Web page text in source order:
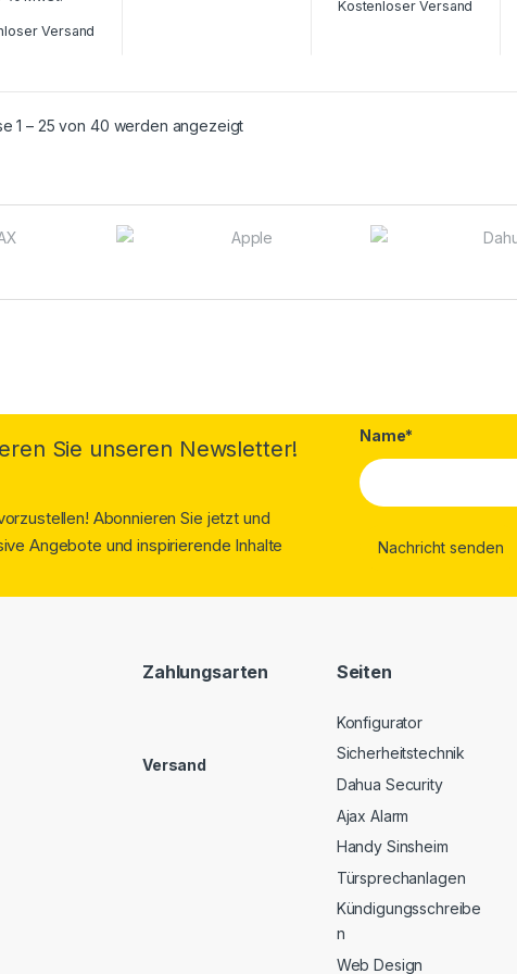
Versand
Kostenloser Versand
1 – 25 von 40 werden angezeigt
Sie unseren Newsletter!
Abonnieren Sie jetzt und
Angebote und inspirierende Inhalte
Name*
Zahlungsarten
Versand
Seiten
Konfigurator
Sicherheitstechnik
Dahua Security
Ajax Alarm
Handy Sinsheim
Türsprechanlagen
Kündigungsschreibe
n
Web Design